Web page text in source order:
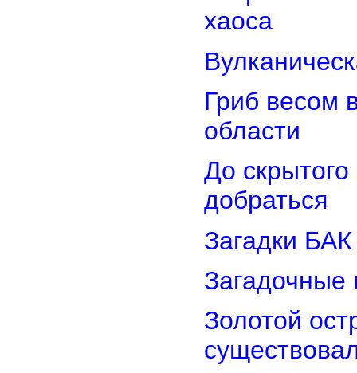
хаоса
Гриб весом
области
До
добраться
Загадки
Загадочные
Золотой